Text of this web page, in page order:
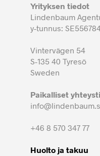
Yrityksen tiedot
Lindenbaum
y-tunnus:
Vintervägen 54
S-135 40 Tyresö
Sweden
Paikalliset
+46 8 570 347 77
Huolto ja takuu